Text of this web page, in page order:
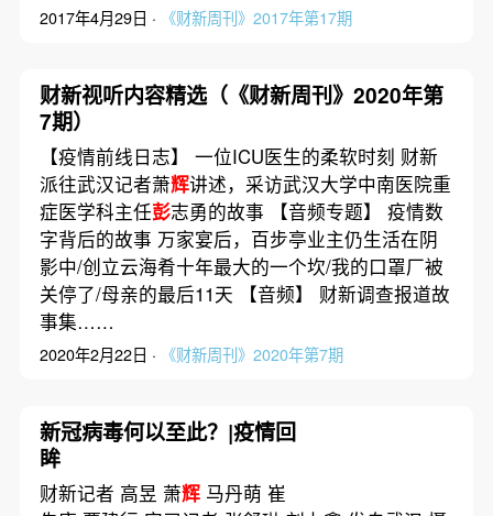
2017年4月29日 · 《财新周刊》2017年第17期
财新视听内容精选（《财新周刊》2020年第
7期）
【疫情前线日志】 一位ICU医生的柔软时刻 财新
派往武汉记者萧辉讲述，采访武汉大学中南医院重
症医学科主任彭志勇的故事 【音频专题】 疫情数
字背后的故事 万家宴后，百步亭业主仍生活在阴
影中/创立云海肴十年最大的一个坎/我的口罩厂被
关停了/母亲的最后11天 【音频】 财新调查报道故
事集……
2020年2月22日 · 《财新周刊》2020年第7期
新冠病毒何以至此？|疫情回
眸
财新记者 高昱 萧辉马丹萌 崔